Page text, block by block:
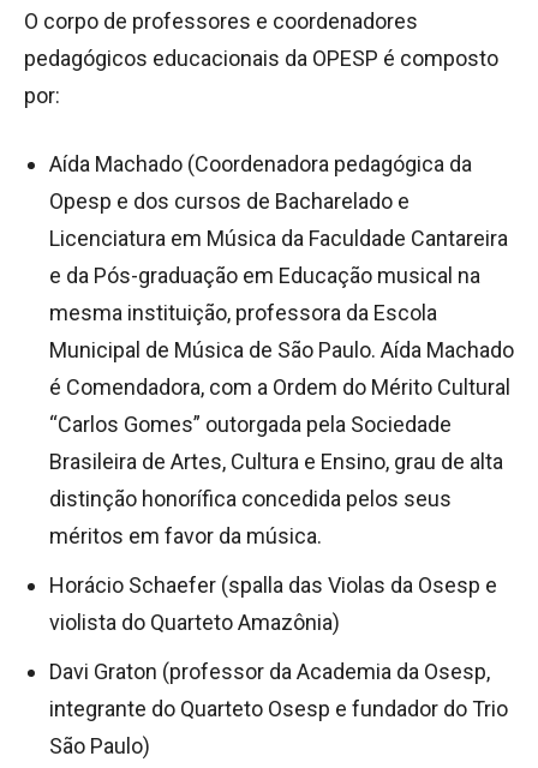
O corpo de professores e coordenadores
pedagógicos educacionais da OPESP é composto
por:
Aída Machado (Coordenadora pedagógica da
Opesp e dos cursos de Bacharelado e
Licenciatura em Música da Faculdade Cantareira
e da Pós-graduação em Educação musical na
mesma instituição, professora da Escola
Municipal de Música de São Paulo. Aída Machado
é Comendadora, com a Ordem do Mérito Cultural
“Carlos Gomes” outorgada pela Sociedade
Brasileira de Artes, Cultura e Ensino, grau de alta
distinção honorífica concedida pelos seus
méritos em favor da música.
Horácio Schaefer (spalla das Violas da Osesp e
violista do Quarteto Amazônia)
Davi Graton (professor da Academia da Osesp,
integrante do Quarteto Osesp e fundador do Trio
São Paulo)